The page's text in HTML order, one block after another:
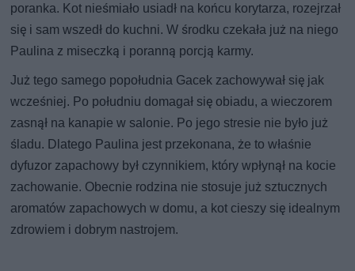
poranka. Kot nieśmiało usiadł na końcu korytarza, rozejrzał
się i sam wszedł do kuchni. W środku czekała już na niego
Paulina z miseczką i poranną porcją karmy.
Już tego samego popołudnia Gacek zachowywał się jak
wcześniej. Po południu domagał się obiadu, a wieczorem
zasnął na kanapie w salonie. Po jego stresie nie było już
śladu. Dlatego Paulina jest przekonana, że to właśnie
dyfuzor zapachowy był czynnikiem, który wpłynął na kocie
zachowanie. Obecnie rodzina nie stosuje już sztucznych
aromatów zapachowych w domu, a kot cieszy się idealnym
zdrowiem i dobrym nastrojem.